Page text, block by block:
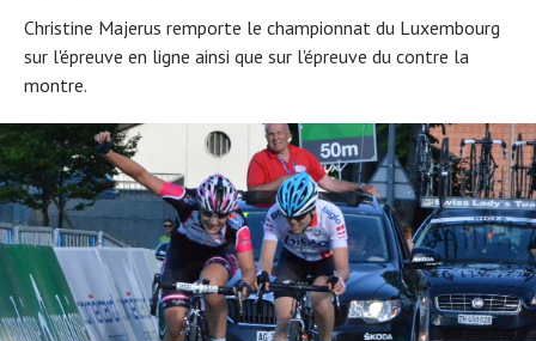
Christine Majerus remporte le championnat du Luxembourg
sur l'épreuve en ligne ainsi que sur l'épreuve du contre la
montre.